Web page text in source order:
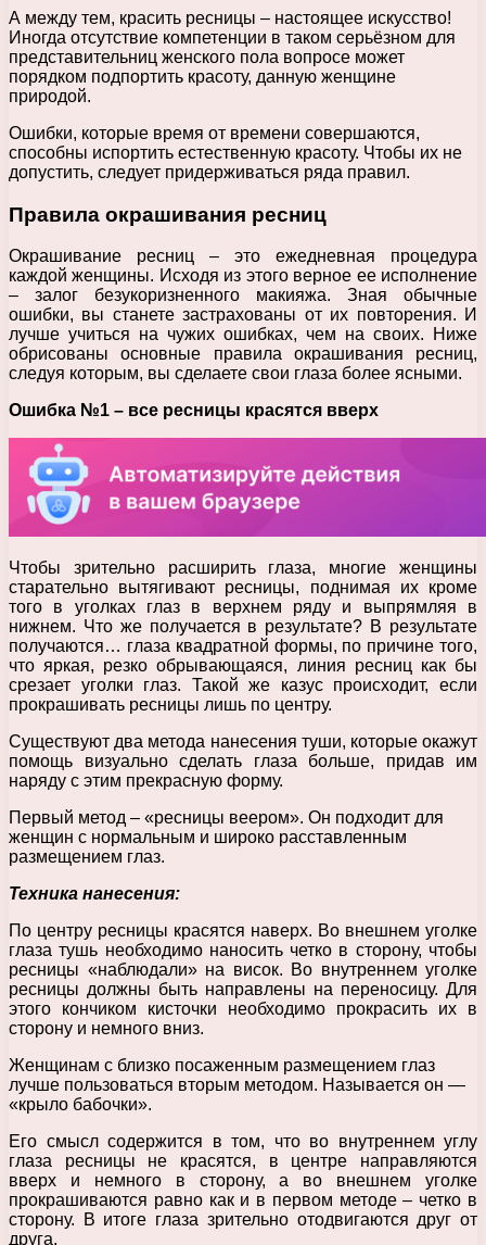
А между тем, красить ресницы – настоящее искусство!
Иногда отсутствие компетенции в таком серьёзном для
представительниц женского пола вопросе может
порядком подпортить красоту, данную женщине
природой.
Ошибки, которые время от времени совершаются,
способны испортить естественную красоту. Чтобы их не
допустить, следует придерживаться ряда правил.
Правила окрашивания ресниц
Окрашивание ресниц – это ежедневная процедура
каждой женщины. Исходя из этого верное ее исполнение
– залог безукоризненного макияжа. Зная обычные
ошибки, вы станете застрахованы от их повторения. И
лучше учиться на чужих ошибках, чем на своих. Ниже
обрисованы основные правила окрашивания ресниц,
следуя которым, вы сделаете свои глаза более ясными.
Ошибка №1 – все ресницы красятся вверх
Чтобы зрительно расширить глаза, многие женщины
старательно вытягивают ресницы, поднимая их кроме
того в уголках глаз в верхнем ряду и выпрямляя в
нижнем. Что же получается в результате? В результате
получаются… глаза квадратной формы, по причине того,
что яркая, резко обрывающаяся, линия ресниц как бы
срезает уголки глаз. Такой же казус происходит, если
прокрашивать ресницы лишь по центру.
Существуют два метода нанесения туши, которые окажут
помощь визуально сделать глаза больше, придав им
наряду с этим прекрасную форму.
Первый метод – «ресницы веером». Он подходит для
женщин с нормальным и широко расставленным
размещением глаз.
Техника нанесения:
По центру ресницы красятся наверх. Во внешнем уголке
глаза тушь необходимо наносить четко в сторону, чтобы
ресницы «наблюдали» на висок. Во внутреннем уголке
ресницы должны быть направлены на переносицу. Для
этого кончиком кисточки необходимо прокрасить их в
сторону и немного вниз.
Женщинам с близко посаженным размещением глаз
лучше пользоваться вторым методом. Называется он —
«крыло бабочки».
Его смысл содержится в том, что во внутреннем углу
глаза ресницы не красятся, в центре направляются
вверх и немного в сторону, а во внешнем уголке
прокрашиваются равно как и в первом методе – четко в
сторону. В итоге глаза зрительно отодвигаются друг от
друга.